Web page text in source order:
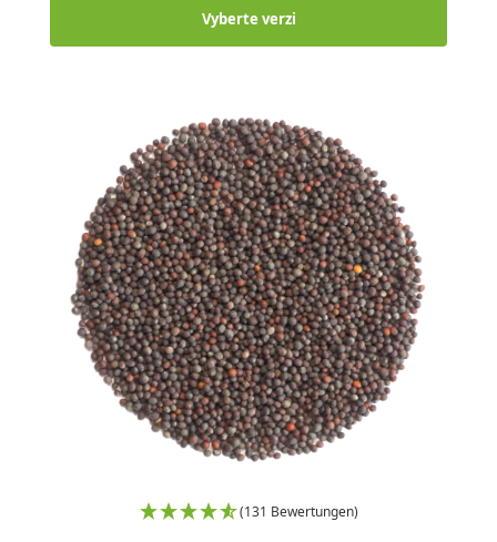
Vyberte verzi
(131 Bewertungen)